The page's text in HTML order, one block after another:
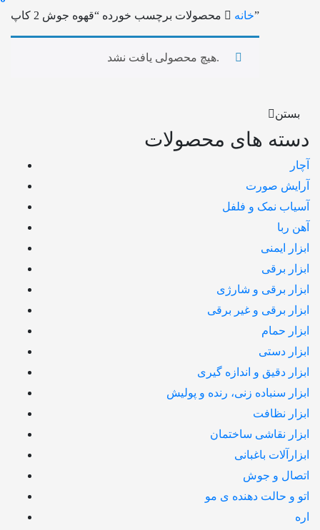
خانهمحصولات برچسب خورده “قهوه جوش 2 کاپ”
هیچ محصولی یافت نشد.
بستن
دسته های محصولات
آچار
آرایش صورت
آسیاب نمک و فلفل
آهن ربا
ابزار ایمنی
ابزار برقی
ابزار برقی و شارژی
ابزار برقی و غیر برقی
ابزار حمام
ابزار دستی
ابزار دقیق و اندازه گیری
ابزار سنباده زنی، رنده و پولیش
ابزار نظافت
ابزار نقاشی ساختمان
ابزارآلات باغبانی
اتصال و جوش
اتو و حالت دهنده ی مو
اره